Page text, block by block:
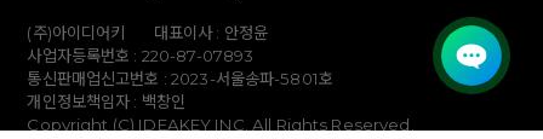
(주)아이디어키
대표이사 : 안정윤
사업자등록번호 : 220‍-87-07893
통신판매업신고번호 : 2023-서울송파-5801호
개인정보책임자 : 백창인
Copyright (C) IDEAKEY INC. All Rights Reserved.